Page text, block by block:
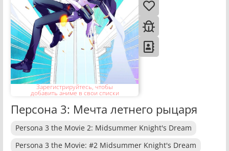
Зарегистрируйтесь, чтобы
добавить аниме в свои списки
Персона 3: Мечта летнего рыцаря
Persona 3 the Movie 2: Midsummer Knight's Dream
Persona 3 the Movie: #2 Midsummer Knight's Dream